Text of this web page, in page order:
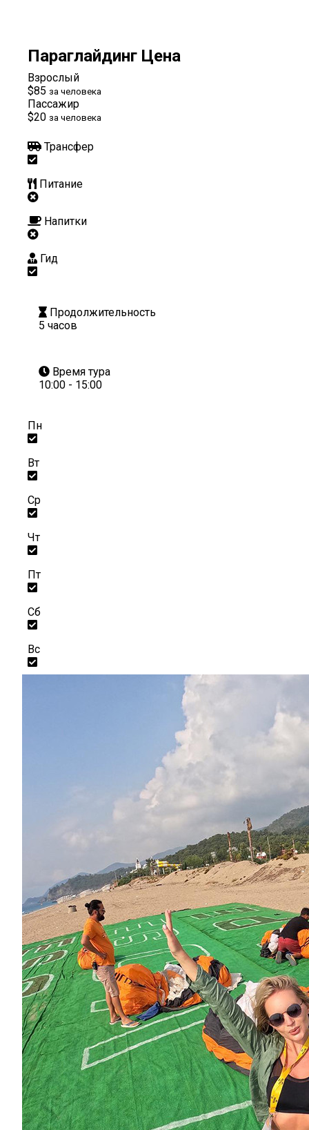
Параглайдинг Цена
Взрослый
$85 за человека
Пассажир
$20 за человека
Трансфер
Питание
Напитки
Гид
Продолжительность
5 часов
Время тура
10:00 - 15:00
Пн
Вт
Ср
Чт
Пт
Сб
Вс